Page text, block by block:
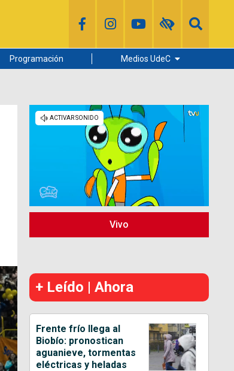
Programación Medios UdeC
Radio UdeC
Noticias UdeC
La Discusión
Vivo
+ Leído | Ahora
Frente frío llega al
Biobío: pronostican
aguanieve, tormentas
eléctricas y heladas